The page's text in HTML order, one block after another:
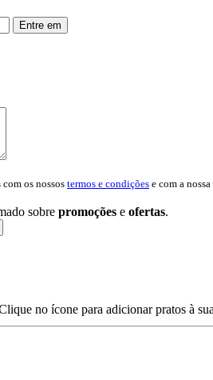
Entre em
os nossos termos e condições e com a nossa
sobre promoções e ofertas.
no ícone para adicionar pratos à